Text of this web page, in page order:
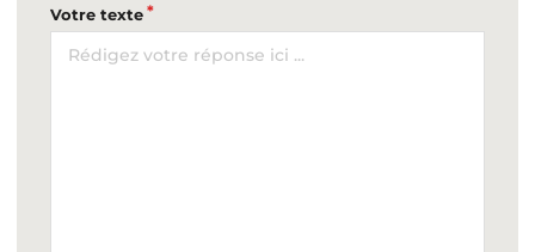
Votre texte